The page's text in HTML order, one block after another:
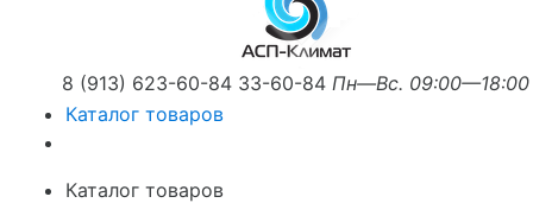
8 (913) 623-60-84 33-60-84 Пн—Вс. 09:00—18:00
Каталог товаров
Каталог товаров